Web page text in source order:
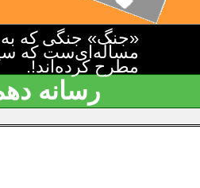
«جنگ» جنگی که
مسأله‌ای‌ست که
مطرح کرده‌اند!.
رسانه